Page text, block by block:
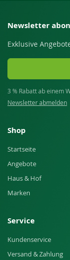
Newsletter
Exklusive
3 % Rabatt ab einem
Newsletter abmelden
Shop
Startseite
Angebote
Haus & Hof
Marken
Service
Kundenservice
Versand & Zahlung